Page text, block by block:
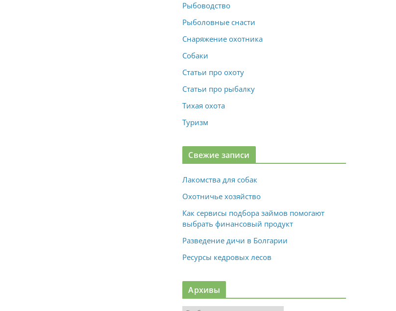
Рыбоводство
Рыболовные снасти
Снаряжение охотника
Собаки
Статьи про охоту
Статьи про рыбалку
Тихая охота
Туризм
Свежие записи
Лакомства для собак
Охотничье хозяйство
Как сервисы подбора займов помогают
выбрать финансовый продукт
Разведение дичи в Болгарии
Ресурсы кедровых лесов
Архивы